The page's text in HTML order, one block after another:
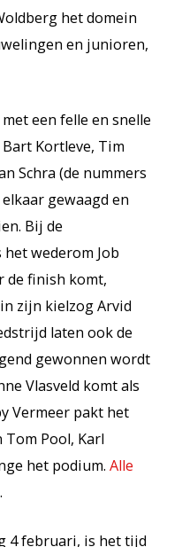
het domein
en junioren,
een felle en snelle
Kortleve, Tim
Schra (de nummers
gewaagd en
Bij de
wederom Job
de finish komt,
zijn kielzog Arvid
laten ook de
gewonnen wordt
Vlasveld komt als
Vermeer pakt het
Tom Pool, Karl
het podium. Alle
.
4 februari, is het tijd